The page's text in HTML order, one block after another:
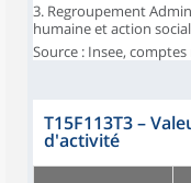
3. Regroupement
humaine et action
Source : Insee,
T15F113T3–
d'activité